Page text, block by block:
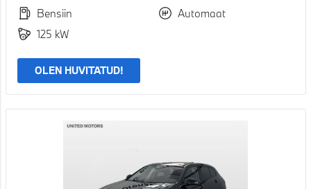
Bensiin
Automaat
125 kW
OLEN HUVITATUD!